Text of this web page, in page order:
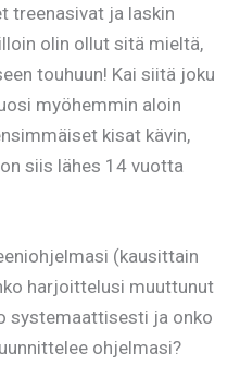
treenasivat ja laskin
olin ollut sitä mieltä,
touhuun! Kai siitä joku
myöhemmin aloin
kisat kävin,
siis lähes 14 vuotta
(kausittain
harjoittelusi muuttunut
systemaattisesti ja onko
ohjelmasi?